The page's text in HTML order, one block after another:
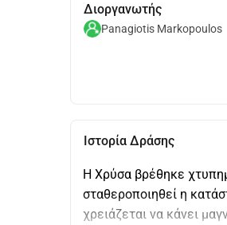
Διοργανωτής
Panagiotis Markopoulos
Ιστορία Δράσης
Η Χρύσα βρέθηκε
σταθεροποιηθεί η
χρειάζεται να κάνει